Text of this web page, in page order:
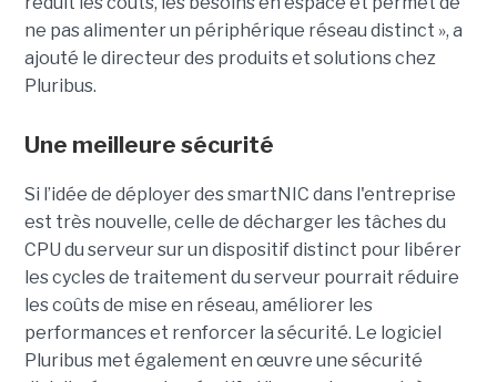
ne pas alimenter un périphérique réseau distinct », a
ajouté le directeur des produits et solutions chez
Pluribus.
Une meilleure sécurité
Si l’idée de déployer des smartNIC dans l'entreprise
est très nouvelle, celle de décharger les tâches du
CPU du serveur sur un dispositif distinct pour libérer
les cycles de traitement du serveur pourrait réduire
les coûts de mise en réseau, améliorer les
performances et renforcer la sécurité. Le logiciel
Pluribus met également en œuvre une sécurité